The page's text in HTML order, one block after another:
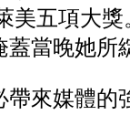
美五項大
當晚她所
帶來媒體的